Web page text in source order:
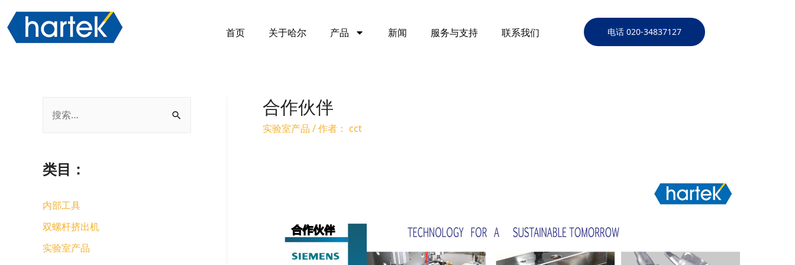
首页 关于哈尔 产品 新闻 服务与支持 联系我们 电话 020-34837127
类目：
内部工具
双螺杆挤出机
实验室产品
合作伙伴
实验室产品 / 作者： cct